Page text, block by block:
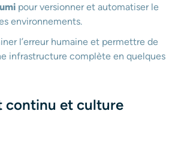
pour versionner et automatiser le
environnements.
l’erreur humaine et permettre de
infrastructure complète en quelques
continu et culture